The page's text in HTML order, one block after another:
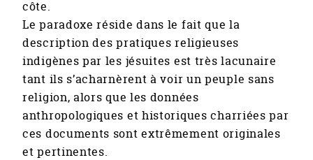
côte.
Le paradoxe réside dans le fait que la
description des pratiques religieuses
indigènes par les jésuites est très lacunaire
tant ils s’acharnèrent à voir un peuple sans
religion, alors que les données
anthropologiques et historiques charriées par
ces documents sont extrêmement originales
et pertinentes.